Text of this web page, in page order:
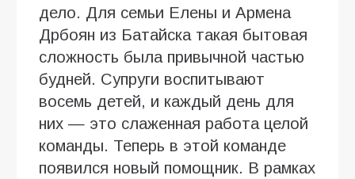
дело. Для семьи Елены и Армена
Дрбоян из Батайска такая бытовая
сложность была привычной частью
будней. Супруги воспитывают
восемь детей, и каждый день для
них — это слаженная работа целой
команды. Теперь в этой команде
появился новый помощник. В рамках